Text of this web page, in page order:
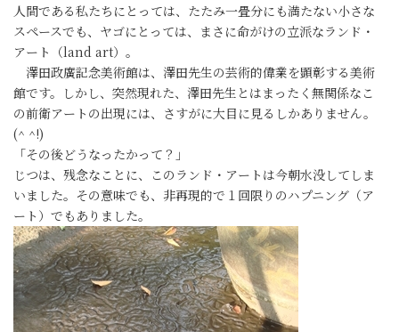
人間である私たちにとっては、たたみ一畳分にも満たない小さな
スペースでも、ヤゴにとっては、まさに命がけの立派なランド・
アート（land art）。
澤田政廣記念美術館は、澤田先生の芸術的偉業を顕彰する美術
館です。しかし、突然現れた、澤田先生とはまったく無関係なこ
の前衛アートの出現には、さすがに大目に見るしかありません。
(^ ^!)
「その後どうなったかって？」
じつは、残念なことに、このランド・アートは今朝水没してしま
いました。その意味でも、非再現的で１回限りのハプニング（ア
ート）でもありました。